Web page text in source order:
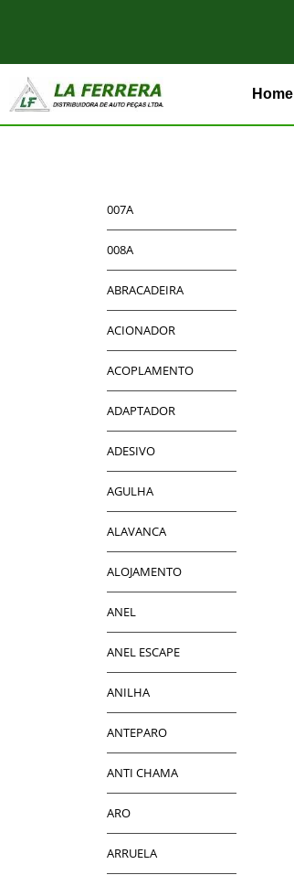
Home
007A
008A
ABRACADEIRA
ACIONADOR
ACOPLAMENTO
ADAPTADOR
ADESIVO
AGULHA
ALAVANCA
ALOJAMENTO
ANEL
ANEL ESCAPE
ANILHA
ANTEPARO
ANTI CHAMA
ARO
ARRUELA